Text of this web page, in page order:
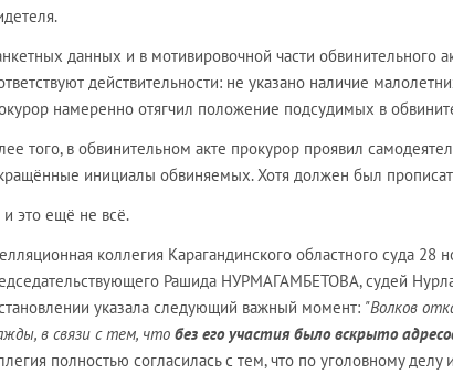
данных и в мотивировочной части обвинительного
действительности: не указано наличие
намеренно отягчил положение подсудимых в
того, в обвинительном акте прокурор проявил
инициалы обвиняемых. Хотя должен был
это ещё не всё.
коллегия Карагандинского областного суда 28
Рашида НУРМАГАМБЕТОВА, судей
указала следующий важный момент: "Волков
в связи с тем, что без его участия было вскрыто
полностью согласилась с тем, что по уголовному